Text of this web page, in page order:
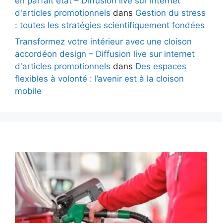
d'articles promotionnels dans Gestion du stress
: toutes les stratégies scientifiquement fondées
Transformez votre intérieur avec une cloison
accordéon design – Diffusion live sur internet
d'articles promotionnels dans Des espaces
flexibles à volonté : l’avenir est à la cloison
mobile